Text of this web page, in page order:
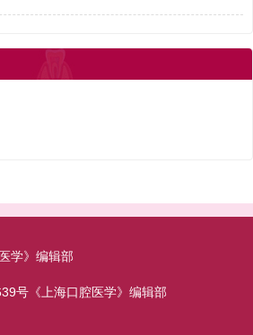
学》编辑部
号《上海口腔医学》编辑部